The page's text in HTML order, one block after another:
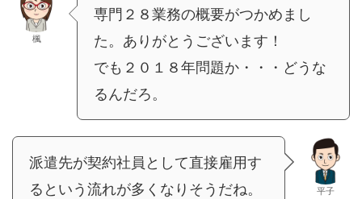
楓
専門２８業務の概要がつかめまし
た。ありがとうございます！
でも２０１８年問題か・・・どうな
るんだろ。
派遣先が契約社員として直接雇用す
るという流れが多くなりそうだね。
平子